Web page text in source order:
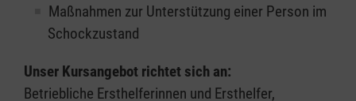
Maßnahmen zur Unterstützung einer Person im
Schockzustand
Unser Kursangebot richtet sich an:
Betriebliche Ersthelferinnen und Ersthelfer,